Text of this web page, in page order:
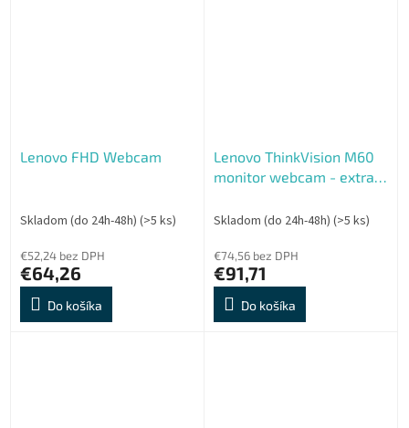
Lenovo FHD Webcam
Skladom (do 24h-48h) (>5 ks)
€52,24 bez DPH
€64,26
Do košíka
Lenovo ThinkVision M60
monitor webcam - extra
Skladom (do 24h-48h) (>5 ks)
€74,56 bez DPH
€91,71
Do košíka